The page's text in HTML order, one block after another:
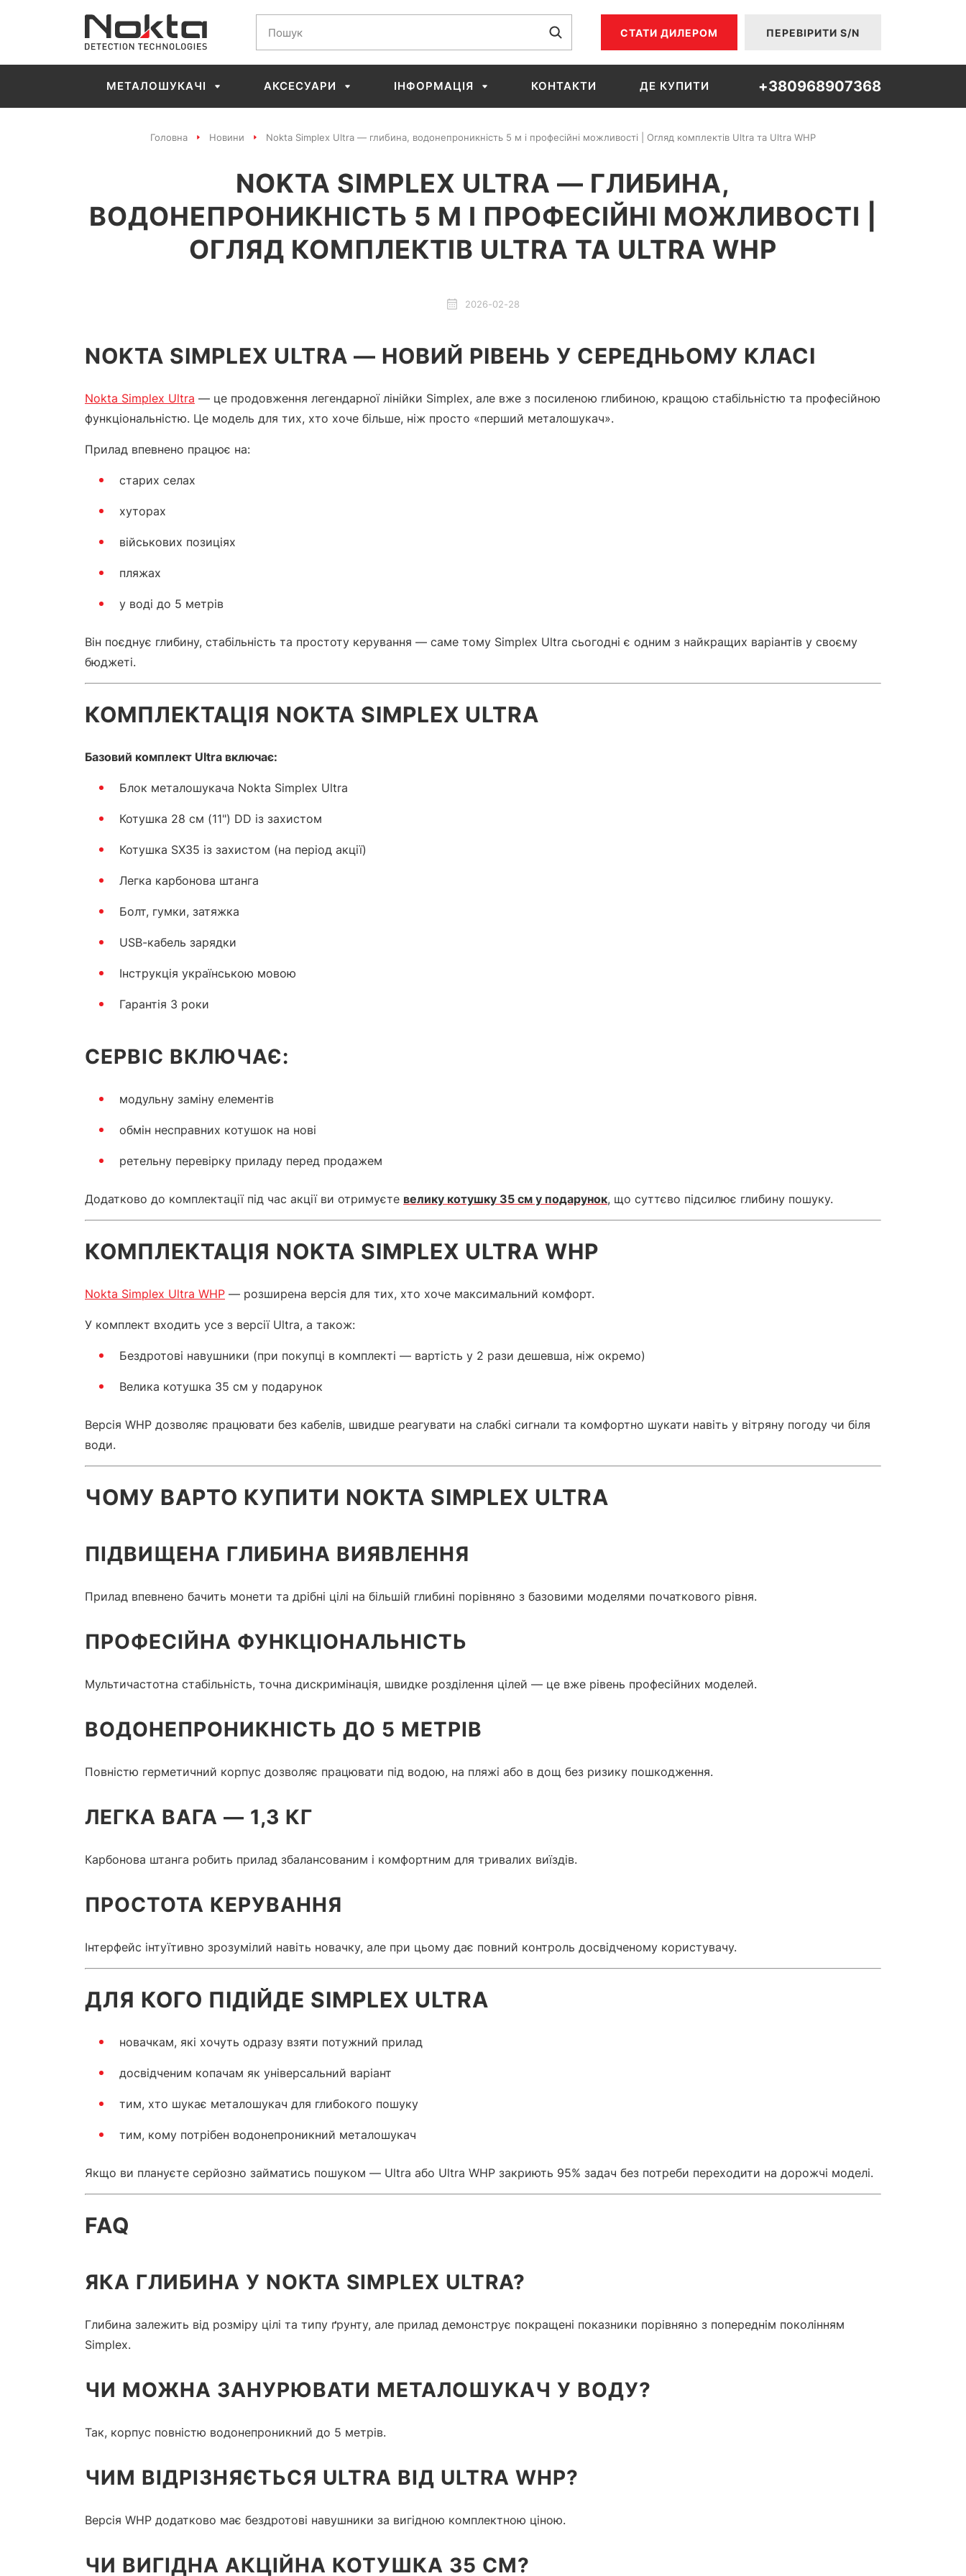
СТАТИ ДИЛЕРОМ ПЕРЕВІРИТИ S/N
МЕТАЛОШУКАЧІ АКСЕСУАРИ ІНФОРМАЦІЯ КОНТАКТИ ДЕ КУПИТИ +380968907368
Головна Новини Nokta Simplex Ultra — глибина, водонепроникність 5 м і професійні можливості | Огляд комплектів Ultra та Ultra WHP
NOKTA SIMPLEX ULTRA — ГЛИБИНА,
ВОДОНЕПРОНИКНІСТЬ 5 М І ПРОФЕСІЙНІ МОЖЛИВОСТІ |
ОГЛЯД КОМПЛЕКТІВ ULTRA ТА ULTRA WHP
2026-02-28
NOKTA SIMPLEX ULTRA — НОВИЙ РІВЕНЬ У СЕРЕДНЬОМУ КЛАСІ
Nokta Simplex Ultra — це продовження легендарної лінійки Simplex, але вже з посиленою глибиною, кращою стабільністю та професійною
функціональністю. Це модель для тих, хто хоче більше, ніж просто «перший металошукач».
Прилад впевнено працює на:
старих селах
хуторах
військових позиціях
пляжах
у воді до 5 метрів
Він поєднує глибину, стабільність та простоту керування — саме тому Simplex Ultra сьогодні є одним з найкращих варіантів у своєму
бюджеті.
КОМПЛЕКТАЦІЯ NOKTA SIMPLEX ULTRA
Базовий комплект Ultra включає:
Блок металошукача Nokta Simplex Ultra
Котушка 28 см (11") DD із захистом
Котушка SX35 із захистом (на період акції)
Легка карбонова штанга
Болт, гумки, затяжка
USB-кабель зарядки
Інструкція українською мовою
Гарантія 3 роки
СЕРВІС ВКЛЮЧАЄ:
модульну заміну елементів
обмін несправних котушок на нові
ретельну перевірку приладу перед продажем
Додатково до комплектації під час акції ви отримуєте велику котушку 35 см у подарунок, що суттєво підсилює глибину пошуку.
КОМПЛЕКТАЦІЯ NOKTA SIMPLEX ULTRA WHP
Nokta Simplex Ultra WHP — розширена версія для тих, хто хоче максимальний комфорт.
У комплект входить усе з версії Ultra, а також:
Бездротові навушники (при покупці в комплекті — вартість у 2 рази дешевша, ніж окремо)
Велика котушка 35 см у подарунок
Версія WHP дозволяє працювати без кабелів, швидше реагувати на слабкі сигнали та комфортно шукати навіть у вітряну погоду чи біля
води.
ЧОМУ ВАРТО КУПИТИ NOKTA SIMPLEX ULTRA
ПІДВИЩЕНА ГЛИБИНА ВИЯВЛЕННЯ
Прилад впевнено бачить монети та дрібні цілі на більшій глибині порівняно з базовими моделями початкового рівня.
ПРОФЕСІЙНА ФУНКЦІОНАЛЬНІСТЬ
Мультичастотна стабільність, точна дискримінація, швидке розділення цілей — це вже рівень професійних моделей.
ВОДОНЕПРОНИКНІСТЬ ДО 5 МЕТРІВ
Повністю герметичний корпус дозволяє працювати під водою, на пляжі або в дощ без ризику пошкодження.
ЛЕГКА ВАГА — 1,3 КГ
Карбонова штанга робить прилад збалансованим і комфортним для тривалих виїздів.
ПРОСТОТА КЕРУВАННЯ
Інтерфейс інтуїтивно зрозумілий навіть новачку, але при цьому дає повний контроль досвідченому користувачу.
ДЛЯ КОГО ПІДІЙДЕ SIMPLEX ULTRA
новачкам, які хочуть одразу взяти потужний прилад
досвідченим копачам як універсальний варіант
тим, хто шукає металошукач для глибокого пошуку
тим, кому потрібен водонепроникний металошукач
Якщо ви плануєте серйозно займатись пошуком — Ultra або Ultra WHP закриють 95% задач без потреби переходити на дорожчі моделі.
FAQ
ЯКА ГЛИБИНА У NOKTA SIMPLEX ULTRA?
Глибина залежить від розміру цілі та типу ґрунту, але прилад демонструє покращені показники порівняно з попереднім поколінням
Simplex.
ЧИ МОЖНА ЗАНУРЮВАТИ МЕТАЛОШУКАЧ У ВОДУ?
Так, корпус повністю водонепроникний до 5 метрів.
ЧИМ ВІДРІЗНЯЄТЬСЯ ULTRA ВІД ULTRA WHP?
Версія WHP додатково має бездротові навушники за вигідною комплектною ціною.
ЧИ ВИГІДНА АКЦІЙНА КОТУШКА 35 СМ?